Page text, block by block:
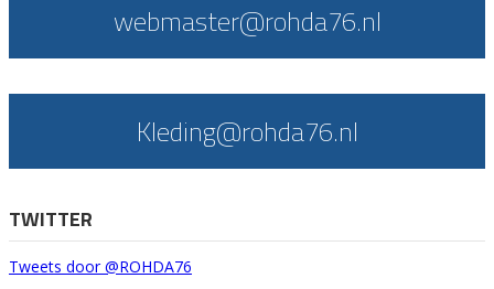
webmaster@rohda76.nl
Kleding@rohda76.nl
TWITTER
Tweets door @ROHDA76